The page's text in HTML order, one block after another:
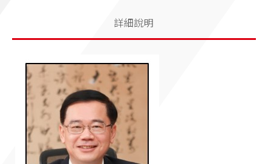
詳細說明